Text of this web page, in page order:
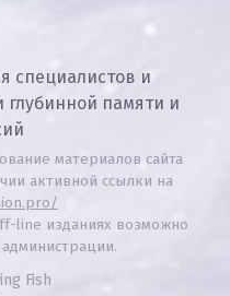
специалистов и
глубинной памяти и
материалов сайта
активной ссылки на
line изданиях возможно
Fish